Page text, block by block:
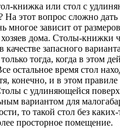
книжка или стол с
На этот вопрос сложно
многое зависит от
дома. Столы-книжки
качестве запасного
тогда, когда в этом
остальное время стол
конечно, и в этом
с удлиняющейся
вариантом для
то такой стол без
просторное помещение.